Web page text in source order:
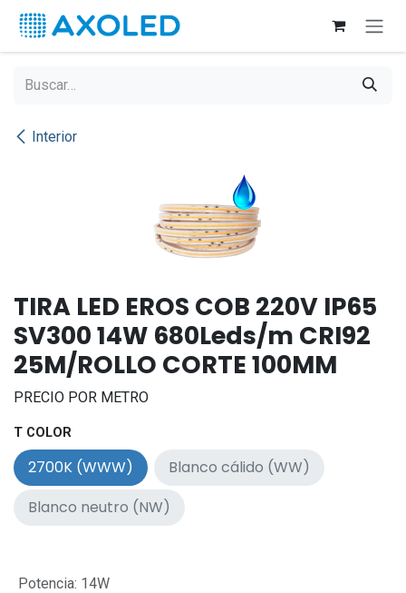
Ir al contenido
Interior
TIRA LED EROS COB 220V IP65
SV300 14W 680Leds/m CRI92
25M/ROLLO CORTE 100MM
PRECIO POR METRO
T COLOR
2700K (WWW)
Blanco cálido (WW)
Blanco neutro (NW)
Potencia: 14W